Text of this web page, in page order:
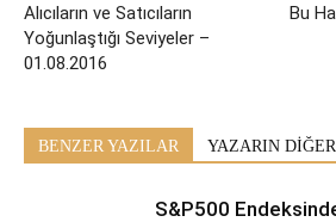
Alıcıların ve Satıcıların
Yoğunlaştığı Seviyeler –
01.08.2016
Bu
BENZER YAZILAR YAZARIN
S&P500